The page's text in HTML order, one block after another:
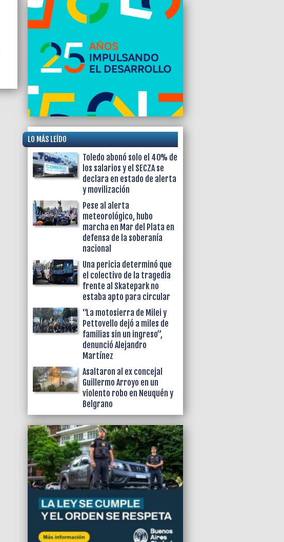
LO MÁS LEÍDO
Toledo abonó solo el 40% de
los salarios y el SECZA se
declara en estado de alerta
y movilización
Pese al alerta
meteorológico, hubo
marcha en Mar del Plata en
defensa de la soberanía
nacional
Una pericia determinó que
el colectivo de la tragedia
frente al Skatepark no
estaba apto para circular
“La motosierra de Milei y
Pettovello dejó a miles de
familias sin un ingreso”,
denunció Alejandro
Martínez
Asaltaron al ex concejal
Guillermo Arroyo en un
violento robo en Neuquén y
Belgrano